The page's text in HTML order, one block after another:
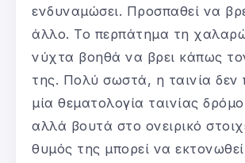
ενδυναμώσει. Προσπαθεί να
άλλο. Το περπάτημα τη
νύχτα βοηθά να βρει κάπως
της. Πολύ σωστά, η ταινία δεν
μία θεματολογία ταινίας
αλλά βουτά στο ονειρικό
θυμός της μπορεί να